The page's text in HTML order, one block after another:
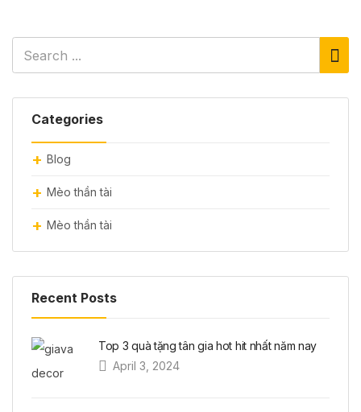
Categories
Blog
Mèo thần tài
Mèo thần tài
Recent Posts
Top 3 quà tặng tân gia hot hit nhất năm nay
April 3, 2024